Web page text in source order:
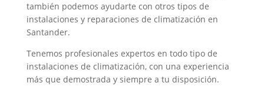
también podemos ayudarte con otros tipos de
instalaciones y reparaciones de climatización en
Santander.
Tenemos profesionales expertos en todo tipo de
instalaciones de climatización, con una experiencia
más que demostrada y siempre a tu disposición.